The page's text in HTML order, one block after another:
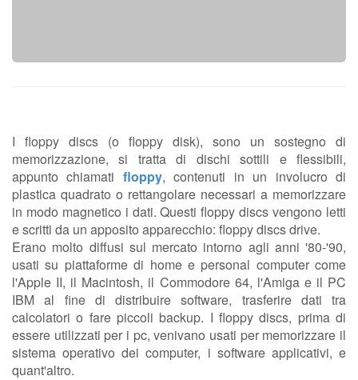
I floppy discs (o floppy disk), sono un sostegno di
memorizzazione, si tratta di dischi sottili e flessibili,
appunto chiamati floppy, contenuti in un involucro di
plastica quadrato o rettangolare necessari a memorizzare
in modo magnetico i dati. Questi floppy discs vengono letti
e scritti da un apposito apparecchio: floppy discs drive.
Erano molto diffusi sul mercato intorno agli anni '80-'90,
usati su piattaforme di home e personal computer come
l'Apple II, il Macintosh, il Commodore 64, l'Amiga e il PC
IBM al fine di distribuire software, trasferire dati tra
calcolatori o fare piccoli backup. I floppy discs, prima di
essere utilizzati per i pc, venivano usati per memorizzare il
sistema operativo dei computer, i software applicativi, e
quant'altro.